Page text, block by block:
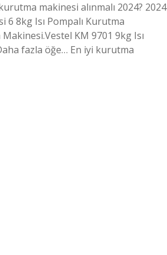
makinesi alınmalı 2024? 2024
6 8kg Isı Pompalı Kurutma
KM 9701 9kg Isı
fazla öğe… En iyi kurutma